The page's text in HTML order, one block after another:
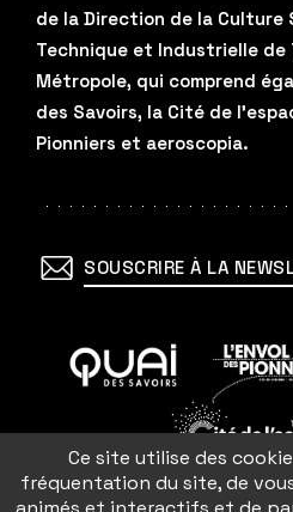
Ce site utilise des
fréquentation du site, de
de la Direction de la Culture
Technique et Industrielle de
Métropole, qui comprend
des Savoirs, la Cité de
Pionniers et aeroscopia.
SOUSCRIRE À LA
savoir
plus
En
savoir
plus
En
savoir